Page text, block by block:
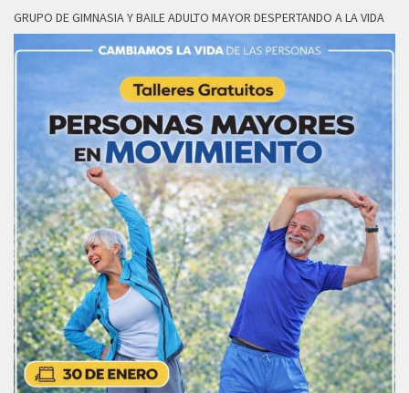
GRUPO DE GIMNASIA Y BAILE ADULTO MAYOR DESPERTANDO A LA VIDA